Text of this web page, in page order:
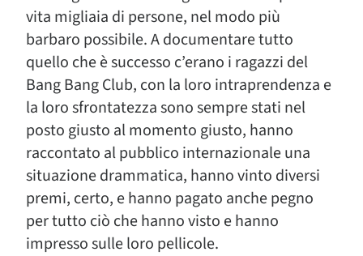
vita migliaia di persone, nel modo più
barbaro possibile. A documentare tutto
quello che è successo c’erano i ragazzi del
Bang Bang Club, con la loro intraprendenza e
la loro sfrontatezza sono sempre stati nel
posto giusto al momento giusto, hanno
raccontato al pubblico internazionale una
situazione drammatica, hanno vinto diversi
premi, certo, e hanno pagato anche pegno
per tutto ciò che hanno visto e hanno
impresso sulle loro pellicole.